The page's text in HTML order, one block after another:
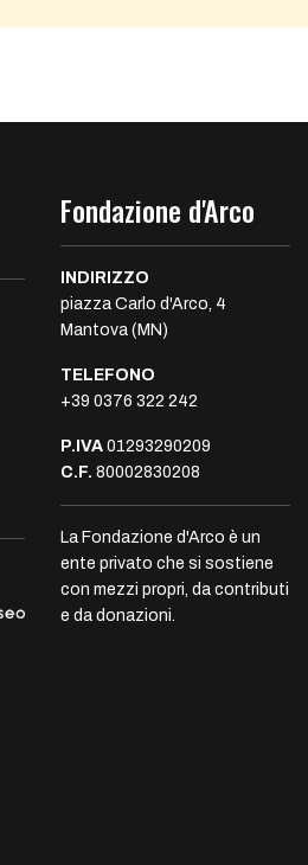
Fondazione d'Arco
INDIRIZZO
piazza Carlo d'Arco, 4
Mantova (MN)
TELEFONO
+39 0376 322 242
P.IVA 01293290209
C.F. 80002830208
La Fondazione d'Arco è un
ente privato che si sostiene
con mezzi propri, da contributi
e da donazioni.